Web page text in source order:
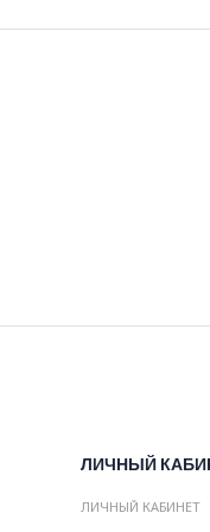
ЛИЧНЫЙ
ЛИЧНЫЙ КАБИНЕТ